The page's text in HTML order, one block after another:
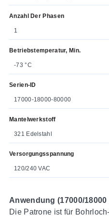
Anzahl Der Phasen
1
Betriebstemperatur, Min.
-73 °C
Serien-ID
17000-18000-80000
Mantelwerkstoff
321 Edelstahl
Versorgungsspannung
120/240 VAC
Anwendung (17000/18000
Die Patrone ist für